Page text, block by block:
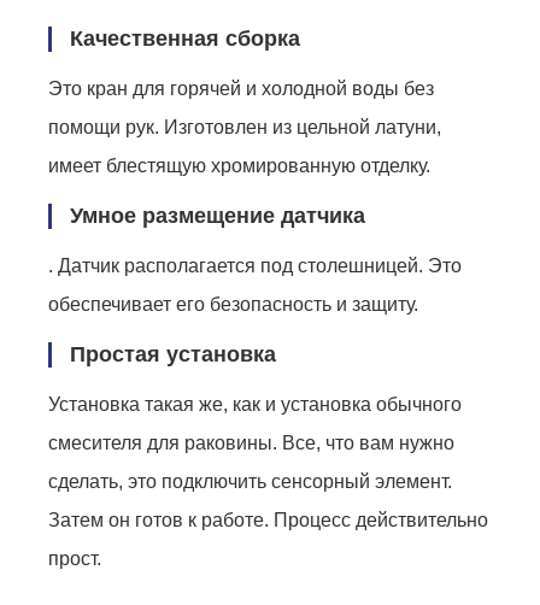
Качественная сборка
Это кран для горячей и холодной воды без
помощи рук. Изготовлен из цельной латуни,
имеет блестящую хромированную отделку.
Умное размещение датчика
. Датчик располагается под столешницей. Это
обеспечивает его безопасность и защиту.
Простая установка
Установка такая же, как и установка обычного
смесителя для раковины. Все, что вам нужно
сделать, это подключить сенсорный элемент.
Затем он готов к работе. Процесс действительно
прост.